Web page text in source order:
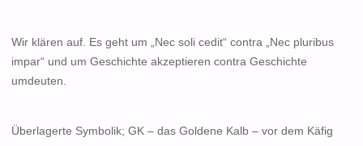
Wir klären auf. Es geht um „Nec soli cedit“ contra „Nec pluribus
impar“ und um Geschichte akzeptieren contra Geschichte
umdeuten.
Überlagerte Symbolik; GK – das Goldene Kalb – vor dem Käfig